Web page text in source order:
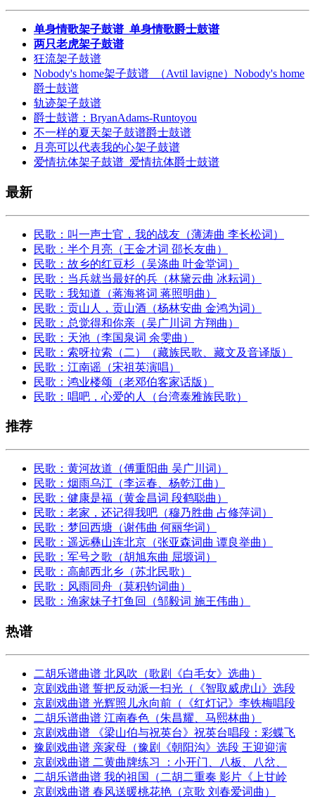
单身情歌架子鼓谱_单身情歌爵士鼓谱
两只老虎架子鼓谱
狂流架子鼓谱
Nobody's home架子鼓谱_（Avtil lavigne）Nobody's home
爵士鼓谱
轨迹架子鼓谱
爵士鼓谱：BryanAdams-Runtoyou
不一样的夏天架子鼓谱爵士鼓谱
月亮可以代表我的心架子鼓谱
爱情抗体架子鼓谱_爱情抗体爵士鼓谱
最新
民歌：叫一声士官，我的战友（薄涛曲 李长松词）
民歌：半个月亮（王金才词 邵长友曲）
民歌：故乡的红豆杉（吴涤曲 叶金堂词）
民歌：当兵就当最好的兵（林黛云曲 冰耘词）
民歌：我知道（蒋海将词 蒋照明曲）
民歌：贡山人，贡山酒（杨林安曲 金鸿为词）
民歌：总觉得和你亲（吴广川词 方翔曲）
民歌：天池（李国泉词 余雯曲）
民歌：索呀拉索（二）（藏族民歌、藏文及音译版）
民歌：江南谣（宋祖英演唱）
民歌：鸿业楼颂（老邓伯客家话版）
民歌：唱吧，心爱的人（台湾泰雅族民歌）
推荐
民歌：黄河故道（傅重阳曲 吴广川词）
民歌：烟雨乌江（李运春、杨乾江曲）
民歌：健康是福（黄金昌词 段鹤聪曲）
民歌：老家，还记得我吧（穆乃胜曲 占修萍词）
民歌：梦回西塘（谢伟曲 何丽华词）
民歌：遥远彝山连北京（张亚森词曲 谭良举曲）
民歌：军号之歌（胡旭东曲 屈塬词）
民歌：高邮西北乡（苏北民歌）
民歌：风雨同舟（莫积钧词曲）
民歌：渔家妹子打鱼回（邹毅词 施王伟曲）
热谱
二胡乐谱曲谱 北风吹（歌剧《白毛女》选曲）
京剧戏曲谱 誓把反动派一扫光（《智取威虎山》选段
京剧戏曲谱 光辉照儿永向前（《红灯记》李铁梅唱段
二胡乐谱曲谱 江南春色（朱昌耀、马熙林曲）
京剧戏曲谱 《梁山伯与祝英台》祝英台唱段：彩蝶飞
豫剧戏曲谱 亲家母（豫剧《朝阳沟》选段 王迎迎演
京剧戏曲谱 二黄曲牌练习 ：小开门、八板、八岔、
二胡乐谱曲谱 我的祖国（二胡二重奏 影片《上甘岭
京剧戏曲谱 春风送暖桃花艳（京歌 刘春爱词曲）